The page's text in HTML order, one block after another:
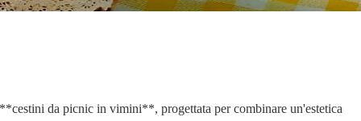
da picnic in vimini**, progettata per combinare un'estetica